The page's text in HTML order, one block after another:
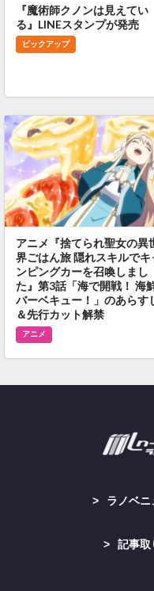
『魔術師クノンは見えてい
る』LINEスタンプが発売
ピックアップ
アニメ『捨てられ聖女の異
界ごはん旅 隠れスキルでキ
ンピングカーを召喚しまし
た』第3話「海で開戦！ 海
バーベキュー！」のあらす
＆先行カット解禁
アニメ
ラノベ
記事取